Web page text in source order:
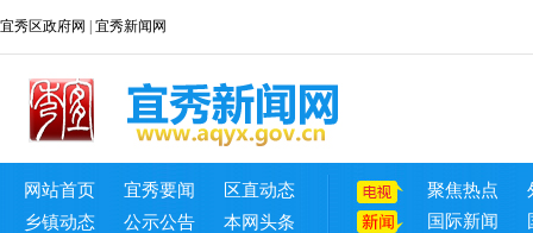
宜秀区政府网 宜秀新闻网
网站首页 宜秀要闻
区直动态
乡镇动态
公示公告 本网头条
聚焦热点
国际新闻